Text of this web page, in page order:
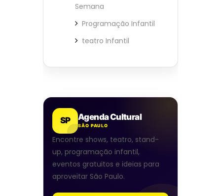
Semana
Programação Infantil
teatro Infantil
SP Agenda Cultural
SÃO PAULO
Encontre shows, teatro, stand-
up, programação infantil,
eventos gratuitos e ideias para
aproveitar São Paulo.